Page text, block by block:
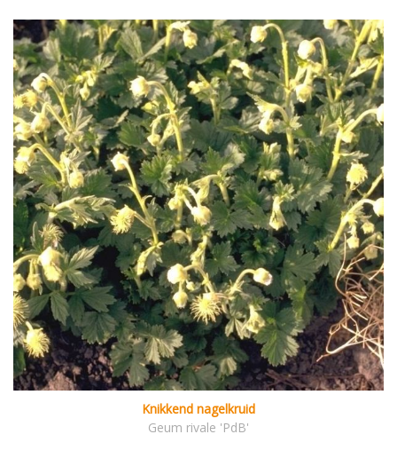
Knikkend nagelkruid
Geum rivale 'PdB'